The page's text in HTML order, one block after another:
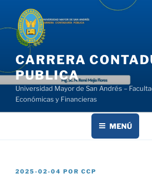
contenido
CARRERA
PUBLICA
Universidad Mayor de San Andrés –
Económicas y Financieras
MENÚ
PUBLICADO
2025-02-04 POR CCP